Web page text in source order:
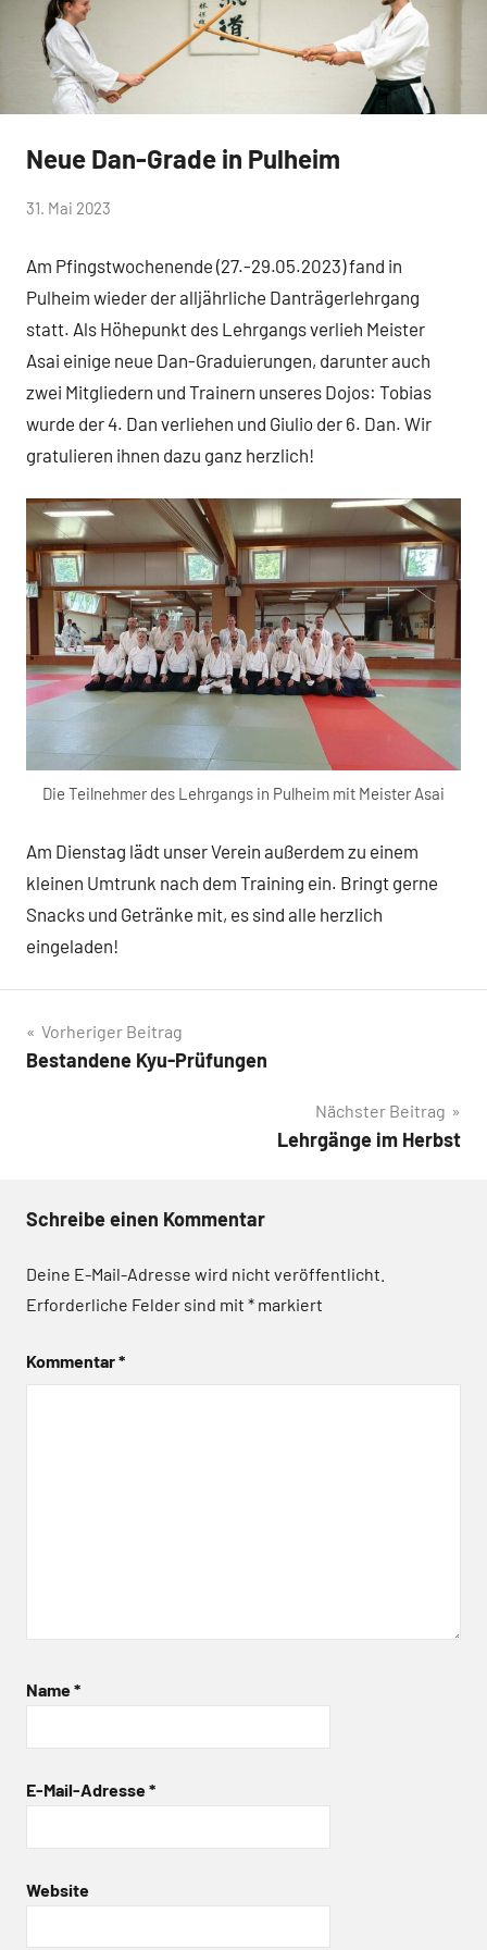
Allgemein
Neue Dan-Grade in Pulheim
von
Aikikai
31. Mai 2023
Am Pfingstwochenende (27.-29.05.2023) fand in
Pulheim wieder der alljährliche Danträgerlehrgang
statt. Als Höhepunkt des Lehrgangs verlieh Meister
Asai einige neue Dan-Graduierungen, darunter auch
zwei Mitgliedern und Trainern unseres Dojos: Tobias
wurde der 4. Dan verliehen und Giulio der 6. Dan. Wir
gratulieren ihnen dazu ganz herzlich!
Die Teilnehmer des Lehrgangs in Pulheim mit Meister Asai
Am Dienstag lädt unser Verein außerdem zu einem
kleinen Umtrunk nach dem Training ein. Bringt gerne
Snacks und Getränke mit, es sind alle herzlich
eingeladen!
Beitragsnavigation
Vorheriger Beitrag
Bestandene Kyu-Prüfungen
Nächster Beitrag
Lehrgänge im Herbst
Schreibe einen Kommentar
Deine E-Mail-Adresse wird nicht veröffentlicht.
Erforderliche Felder sind mit * markiert
Kommentar*
Name*
E-Mail-Adresse*
Website